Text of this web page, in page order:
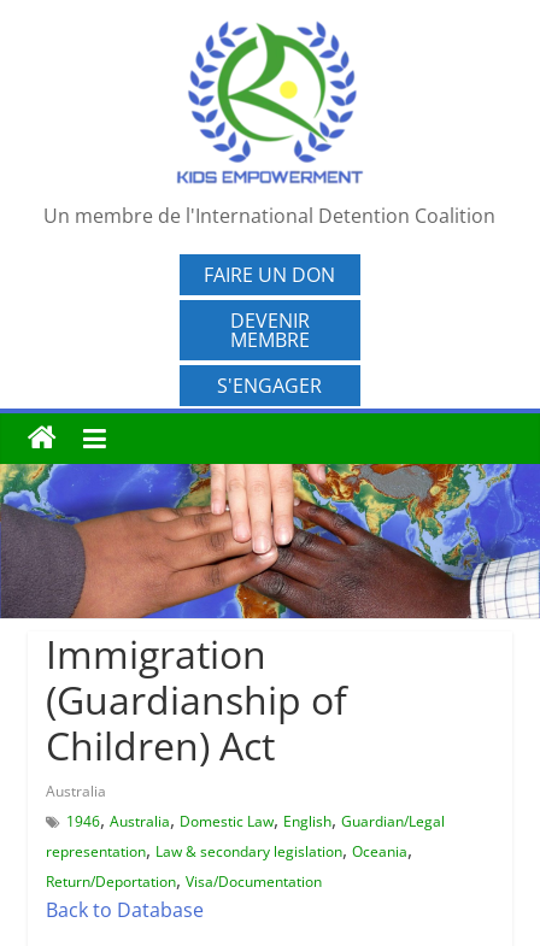
Un membre de l'International Detention Coalition
FAIRE UN DON
DEVENIR
MEMBRE
S'ENGAGER
Immigration
(Guardianship of
Children) Act
Australia
1946, Australia, Domestic Law, English, Guardian/Legal
representation, Law & secondary legislation, Oceania,
Return/Deportation, Visa/Documentation
Back to Database